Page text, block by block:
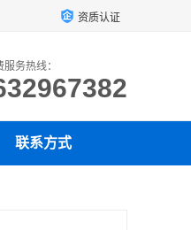
资质认证
务热线：
联系方式